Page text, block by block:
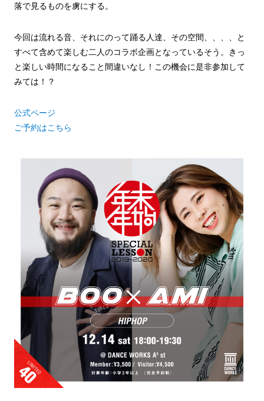
落で見るものを虜にする。
今回は流れる音、それにのって踊る人達、その空間、、、、と
すべて含めて楽しむ二人のコラボ企画となっているそう。きっ
と楽しい時間になること間違いなし！この機会に是非参加して
みては！？
公式ページ
ご予約はこちら